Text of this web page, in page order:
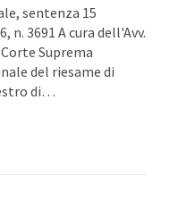
sentenza 15
n. 3691 A cura dell'Avv.
Suprema
del riesame di
di…